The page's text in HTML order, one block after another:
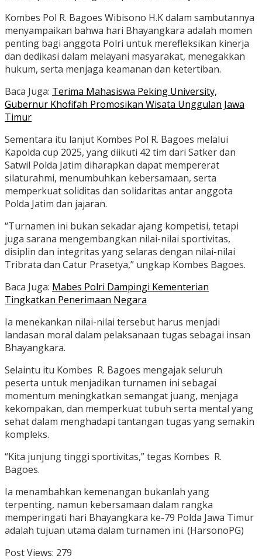
Kombes Pol R. Bagoes Wibisono H.K dalam sambutannya
menyampaikan bahwa hari Bhayangkara adalah momen
penting bagi anggota Polri untuk merefleksikan kinerja
dan dedikasi dalam melayani masyarakat, menegakkan
hukum, serta menjaga keamanan dan ketertiban.
Baca Juga: Terima Mahasiswa Peking University,
Gubernur Khofifah Promosikan Wisata Unggulan Jawa
Timur
Sementara itu lanjut Kombes Pol R. Bagoes melalui
Kapolda cup 2025, yang diikuti 42 tim dari Satker dan
Satwil Polda Jatim diharapkan dapat mempererat
silaturahmi, menumbuhkan kebersamaan, serta
memperkuat soliditas dan solidaritas antar anggota
Polda Jatim dan jajaran.
“Turnamen ini bukan sekadar ajang kompetisi, tetapi
juga sarana mengembangkan nilai-nilai sportivitas,
disiplin dan integritas yang selaras dengan nilai-nilai
Tribrata dan Catur Prasetya,” ungkap Kombes Bagoes.
Baca Juga: Mabes Polri Dampingi Kementerian
Tingkatkan Penerimaan Negara
Ia menekankan nilai-nilai tersebut harus menjadi
landasan moral dalam pelaksanaan tugas sebagai insan
Bhayangkara.
Selaintu itu Kombes R. Bagoes mengajak seluruh
peserta untuk menjadikan turnamen ini sebagai
momentum meningkatkan semangat juang, menjaga
kekompakan, dan memperkuat tubuh serta mental yang
sehat dalam menghadapi tantangan tugas yang semakin
kompleks.
“Kita junjung tinggi sportivitas,” tegas Kombes R.
Bagoes.
Ia menambahkan kemenangan bukanlah yang
terpenting, namun kebersamaan dalam rangka
memperingati hari Bhayangkara ke-79 Polda Jawa Timur
adalah tujuan utama dalam turnamen ini. (HarsonoPG)
Post Views: 279